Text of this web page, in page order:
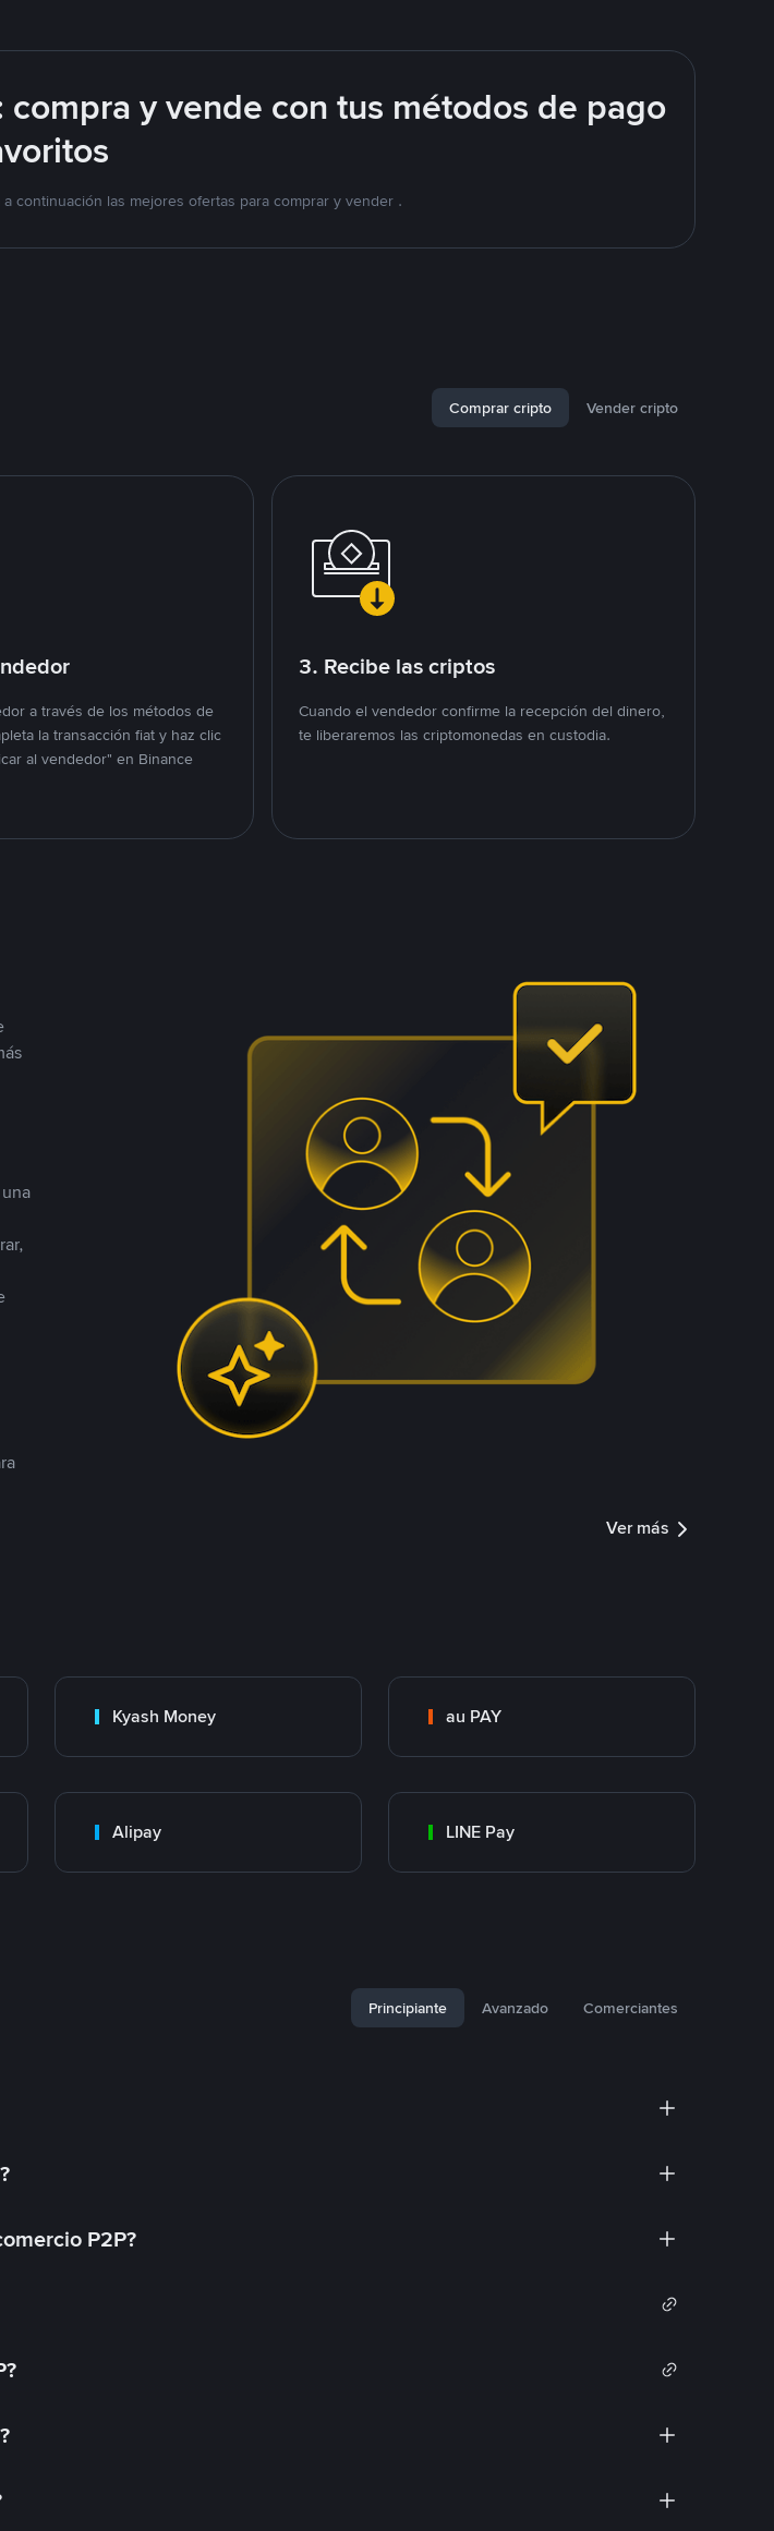
y vende con tus métodos de pago
continuación las mejores ofertas para comprar y vender .
Comprar cripto Vender cripto
a través de los métodos de
la transacción fiat y haz clic
al vendedor" en Binance
3. Recibe las criptos
Cuando el vendedor confirme la recepción del dinero,
te liberaremos las criptomonedas en custodia.
Ver más
Kyash Money au PAY
Alipay LINE Pay
Principiante Avanzado Comerciantes
P2P?